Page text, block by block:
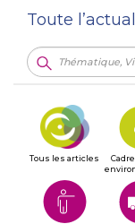
Toute
Tous les articles